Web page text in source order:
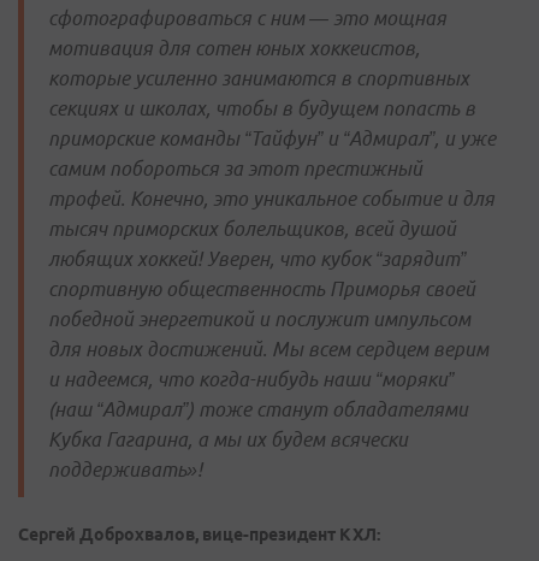
сфотографироваться с ним — это мощная
мотивация для сотен юных хоккеистов,
которые усиленно занимаются в спортивных
секциях и школах, чтобы в будущем попасть в
приморские команды “Тайфун” и “Адмирал”, и уже
самим побороться за этот престижный
трофей. Конечно, это уникальное событие и для
тысяч приморских болельщиков, всей душой
любящих хоккей! Уверен, что кубок “зарядит”
спортивную общественность Приморья своей
победной энергетикой и послужит импульсом
для новых достижений. Мы всем сердцем верим
и надеемся, что когда-нибудь наши “моряки”
(наш “Адмирал”) тоже станут обладателями
Кубка Гагарина, а мы их будем всячески
поддерживать»!
Сергей Доброхвалов, вице-президент КХЛ: